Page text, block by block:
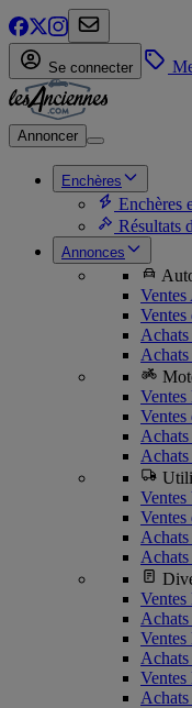
Se connecter
Annoncer
Enchères
Enchères
Résultats
Annonces
Ventes
Ventes
Achats
Ventes
Achats
Ventes
Achats